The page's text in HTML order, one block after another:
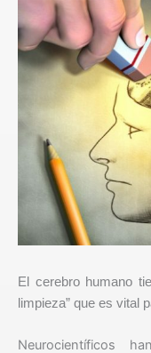
El cerebro humano
limpieza” que es vital
Neurocientíficos